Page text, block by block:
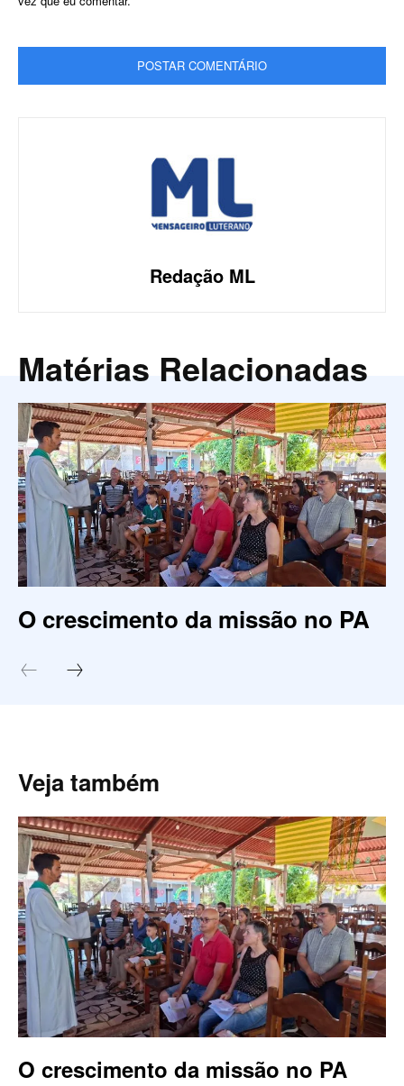
Redação ML
Matérias Relacionadas
O crescimento da missão no PA
Veja também
O crescimento da missão no PA